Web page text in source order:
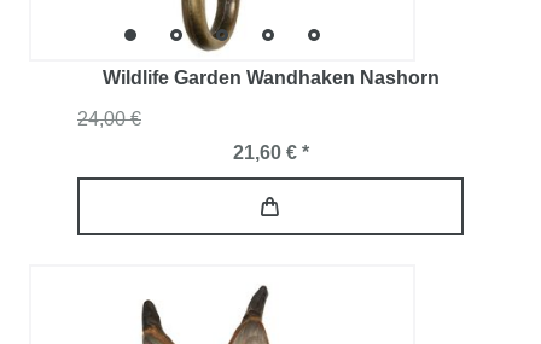
Wildlife Garden Wandhaken Nashorn
24,00 €
21,60 € *